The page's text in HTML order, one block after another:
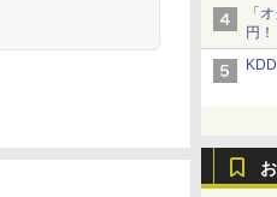
「
円
更
ニ